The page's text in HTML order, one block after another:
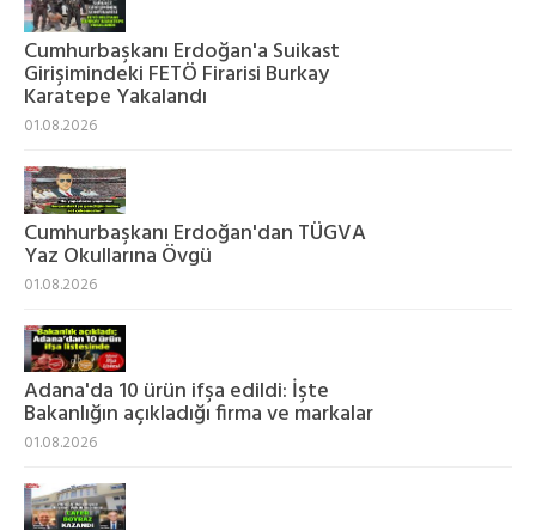
Cumhurbaşkanı Erdoğan'a Suikast
Girişimindeki FETÖ Firarisi Burkay
Karatepe Yakalandı
01.08.2026
Cumhurbaşkanı Erdoğan'dan TÜGVA
Yaz Okullarına Övgü
01.08.2026
Adana'da 10 ürün ifşa edildi: İşte
Bakanlığın açıkladığı firma ve markalar
01.08.2026